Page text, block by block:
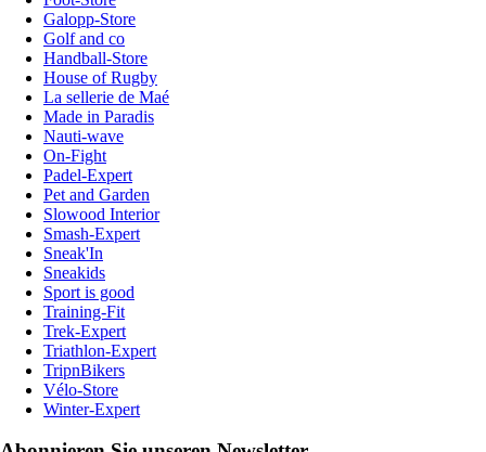
Galopp-Store
Golf and co
Handball-Store
House of Rugby
La sellerie de Maé
Made in Paradis
Nauti-wave
On-Fight
Padel-Expert
Pet and Garden
Slowood Interior
Smash-Expert
Sneak'In
Sneakids
Sport is good
Training-Fit
Trek-Expert
Triathlon-Expert
TripnBikers
Vélo-Store
Winter-Expert